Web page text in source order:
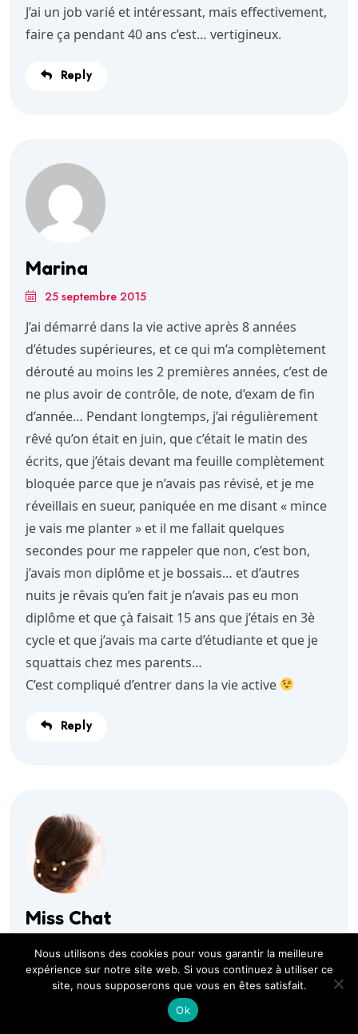
J’ai un job varié et intéressant, mais effectivement,
faire ça pendant 40 ans c’est… vertigineux.
Reply
Marina
25 septembre 2015
J’ai démarré dans la vie active après 8 années
d’études supérieures, et ce qui m’a complètement
dérouté au moins les 2 premières années, c’est de
ne plus avoir de contrôle, de note, d’exam de fin
d’année… Pendant longtemps, j’ai régulièrement
rêvé qu’on était en juin, que c’était le matin des
écrits, que j’étais devant ma feuille complètement
bloquée parce que je n’avais pas révisé, et je me
réveillais en sueur, paniquée en me disant « mince
je vais me planter » et il me fallait quelques
secondes pour me rappeler que non, c’est bon,
j’avais mon diplôme et je bossais… et d’autres
nuits je rêvais qu’en fait je n’avais pas eu mon
diplôme et que çà faisait 15 ans que j’étais en 3è
cycle et que j’avais ma carte d’étudiante et que je
squattais chez mes parents…
C’est compliqué d’entrer dans la vie active
Reply
Miss Chat
27 septembre 2015
Ah c’est drôle de penser ça ! Personnellement, la
fin des études, c’était la libération ! Pourtant j’ai
aimé mes études et ce que ça m’a apporté mais
Nous utilisons des cookies pour vous garantir la meilleure
expérience sur notre site web. Si vous continuez à utiliser ce
site, nous supposerons que vous en êtes satisfait.
Ok